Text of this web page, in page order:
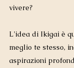
vivere?
L'idea di Ikigai è
meglio te stesso,
aspirazioni